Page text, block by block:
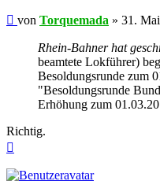
Beitrag
von Torquemada » 31.
Rhein-Bahner hat
beamtete Lokführer)
Besoldungsrunde zum
"Besoldungsrunde
Erhöhung zum
Richtig.